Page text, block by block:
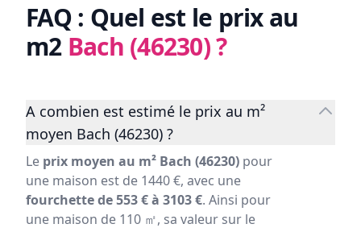
FAQ : Quel est le prix au
m2 Bach (46230)?
A combien est estimé le prix au m²
moyen Bach (46230) ?
Le prix moyen au m² Bach (46230) pour
une maison est de 1440 €, avec une
fourchette de 553 € à 3103 €. Ainsi pour
une maison de 110 ㎡, sa valeur sur le